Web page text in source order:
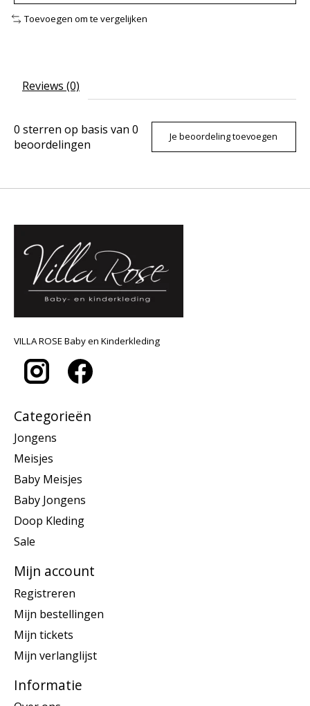
Toevoegen om te vergelijken
Reviews (0)
0 sterren op basis van 0
beoordelingen
Je beoordeling toevoegen
VILLA ROSE Baby en Kinderkleding
Categorieën
Jongens
Meisjes
Baby Meisjes
Baby Jongens
Doop Kleding
Sale
Mijn account
Registreren
Mijn bestellingen
Mijn tickets
Mijn verlanglijst
Informatie